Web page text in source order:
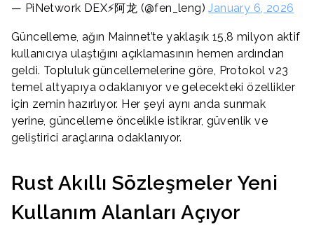
— PiNetwork DEX⚡️阿龙 (@fen_leng)January 6, 2026
Güncelleme, ağın Mainnet’te yaklaşık 15,8 milyon aktif
kullanıcıya ulaştığını açıklamasının hemen ardından
geldi. Topluluk güncellemelerine göre, Protokol v23
temel altyapıya odaklanıyor ve gelecekteki özellikler
için zemin hazırlıyor. Her şeyi aynı anda sunmak
yerine, güncelleme öncelikle istikrar, güvenlik ve
geliştirici araçlarına odaklanıyor.
Rust Akıllı Sözleşmeler Yeni
Kullanım Alanları Açıyor